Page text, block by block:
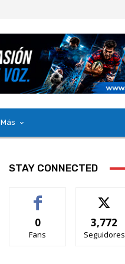
Más
STAY CONNECTED
0
Fans
3,772
Seguidores